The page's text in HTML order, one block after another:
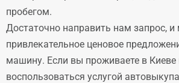
пробегом.
Достаточно направить нам запрос,
привлекательное ценовое
машину. Если вы проживаете в Киеве
воспользоваться услугой